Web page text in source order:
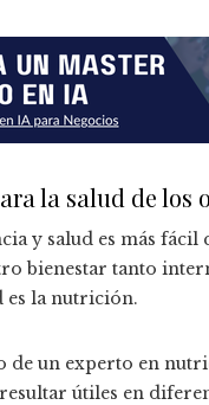
la salud de los
y salud es más
bienestar tanto
es la nutrición.
un experto en
útiles en